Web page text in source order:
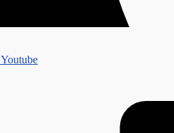
Youtube